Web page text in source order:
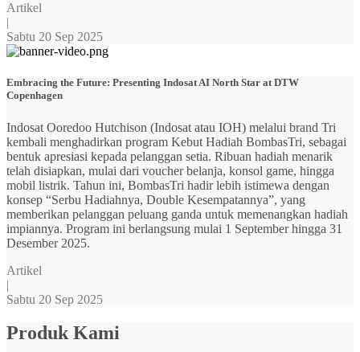
Artikel
|
Sabtu 20 Sep 2025
Embracing the Future: Presenting Indosat AI North Star at DTW
Copenhagen
Indosat Ooredoo Hutchison (Indosat atau IOH) melalui brand Tri
kembali menghadirkan program Kebut Hadiah BombasTri, sebagai
bentuk apresiasi kepada pelanggan setia. Ribuan hadiah menarik
telah disiapkan, mulai dari voucher belanja, konsol game, hingga
mobil listrik. Tahun ini, BombasTri hadir lebih istimewa dengan
konsep “Serbu Hadiahnya, Double Kesempatannya”, yang
memberikan pelanggan peluang ganda untuk memenangkan hadiah
impiannya. Program ini berlangsung mulai 1 September hingga 31
Desember 2025.
Artikel
|
Sabtu 20 Sep 2025
Produk Kami